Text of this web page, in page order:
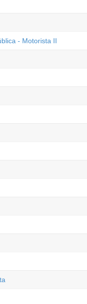
- Motorista II